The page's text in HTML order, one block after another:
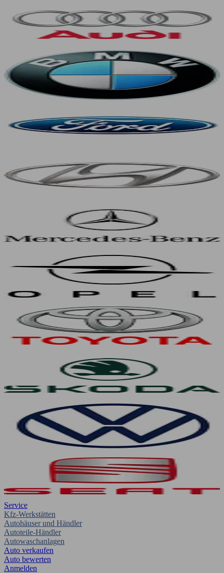
Service
Kfz-Werkstätten
Autohäuser und Händler
Autoteile-Händler
Autowaschanlagen
Auto verkaufen
Auto bewerten
Anmelden